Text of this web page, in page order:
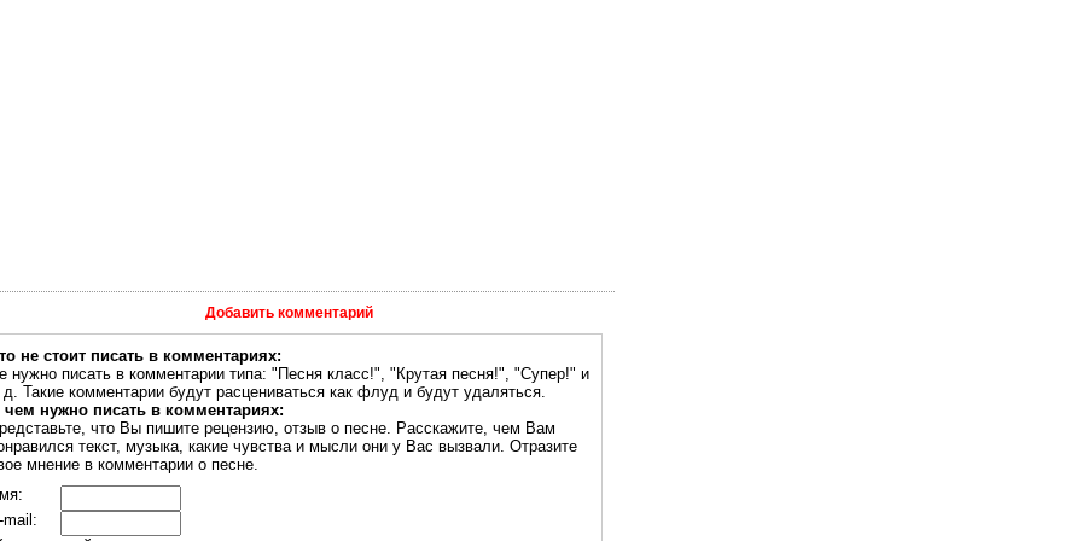
Добавить комментарий
не стоит писать в комментариях:
нужно писать в комментарии типа: "Песня класс!", "Крутая песня!", "Супер!" и
д. Такие комментарии будут расцениваться как флуд и будут удаляться.
нужно писать в комментариях:
что Вы пишите рецензию, отзыв о песне. Расскажите, чем Вам
текст, музыка, какие чувства и мысли они у Вас вызвали. Отразите
мнение в комментарии о песне.
mail: